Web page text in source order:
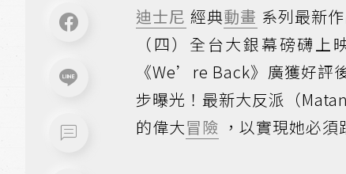
迪士尼 經典動畫 系列最新
（四）全台大銀幕磅礴
《We’re Back》廣獲好評
步曝光！最新大反派（
的偉大冒險 ，以實現她必須